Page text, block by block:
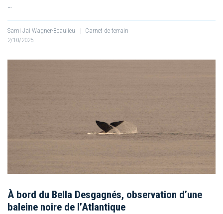
…
Sami Jai Wagner-Beaulieu | Carnet de terrain
2/10/2025
À bord du Bella Desgagnés, observation d’une
baleine noire de l’Atlantique